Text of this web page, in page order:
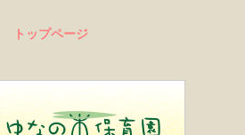
トップページ